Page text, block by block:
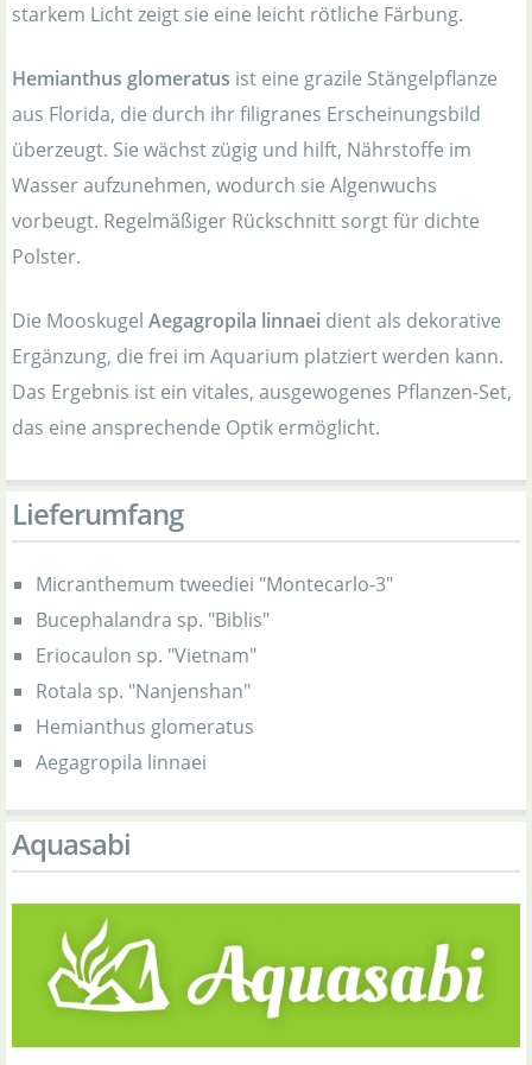
starkem Licht zeigt sie eine leicht rötliche Färbung.
Hemianthus glomeratus ist eine grazile Stängelpflanze
aus Florida, die durch ihr filigranes Erscheinungsbild
überzeugt. Sie wächst zügig und hilft, Nährstoffe im
Wasser aufzunehmen, wodurch sie Algenwuchs
vorbeugt. Regelmäßiger Rückschnitt sorgt für dichte
Polster.
Die Mooskugel Aegagropila linnaei dient als dekorative
Ergänzung, die frei im Aquarium platziert werden kann.
Das Ergebnis ist ein vitales, ausgewogenes Pflanzen-Set,
das eine ansprechende Optik ermöglicht.
Lieferumfang
Micranthemum tweediei "Montecarlo-3"
Bucephalandra sp. "Biblis"
Eriocaulon sp. "Vietnam"
Rotala sp. "Nanjenshan"
Hemianthus glomeratus
Aegagropila linnaei
Aquasabi